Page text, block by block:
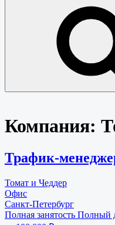
Компания:
Трафик-
Томат и Чеддер
Офис
Санкт-Петербург
Полная занятость Полный